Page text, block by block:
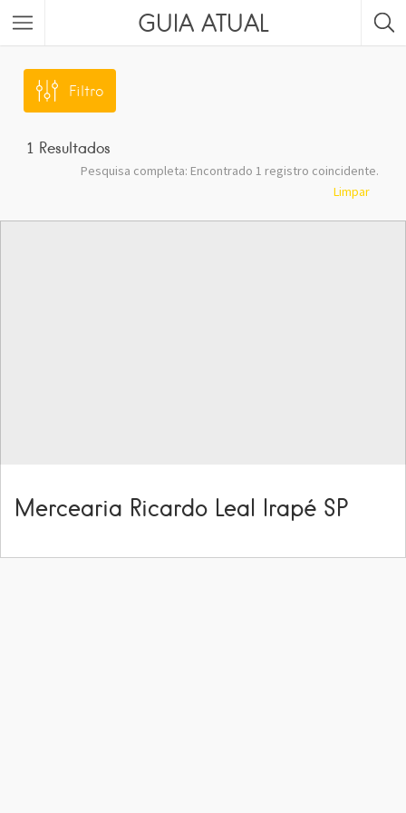
GUIA ATUAL
Filtro
1 Resultados
Pesquisa completa: Encontrado 1 registro coincidente.
Limpar
Mercearia Ricardo Leal Irapé SP